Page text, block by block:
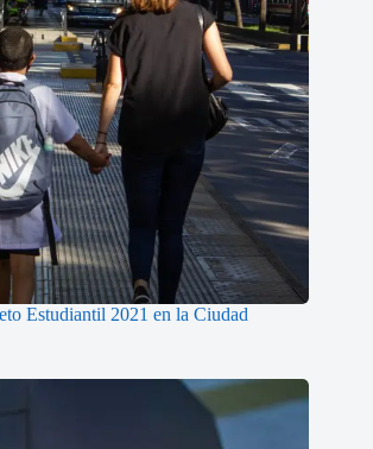
Estudiantil 2021 en la Ciudad